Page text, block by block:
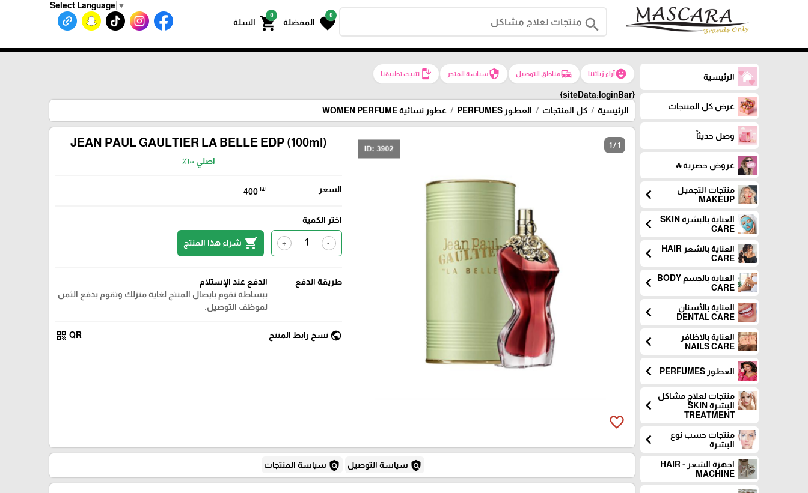
Select Language ▼
search
0
favorite المفضلة
0
shopping_cart السلة
الرئيسية
عرض كل المنتجات
وصل حديثاً
عروض حصرية🔥
منتجات التجميـل
MAKEUP
chevron_left
العناية بالبشرة SKIN
CARE
chevron_left
العناية بالشعر HAIR
CARE
chevron_left
العناية بالجسم BODY
CARE
chevron_left
العناية بالأسنان
DENTAL CARE
chevron_left
العناية بالاظافر
NAILS CARE
chevron_left
العطـور PERFUMES chevron_left
منتجات لعلاج مشاكل
البشرة SKIN
TREATMENT
chevron_left
منتجات حسب نوع
البشرة
chevron_left
اجهزة الشعر - HAIR
MACHINE
emoji_emotionsآراء زبائننا commuteمناطق التوصيل securityسياسة المتجر install_mobileتثبيت تطبيقنا
{siteData:loginBar}
الرئيسية
كل المنتجات العطـور PERFUMES عطور نسائية WOMEN PERFUME
1 / 1
favorite_border
JEAN PAUL GAULTIER LA BELLE EDP (100ml)
اصلي ١٠٠٪؜
السعر 400 ₪
اختر الكمية
-
+
shopping_cart شراء هذا المنتج
طريقة الدفع
الدفع عند الإستلام
ببساطة نقوم بايصال المنتج لغاية منزلك وتقوم بدفع الثمن
لموظف التوصيل.
public نسخ رابط المنتج QR
qr_code
policy سياسة التوصيل policy سياسة المنتجات